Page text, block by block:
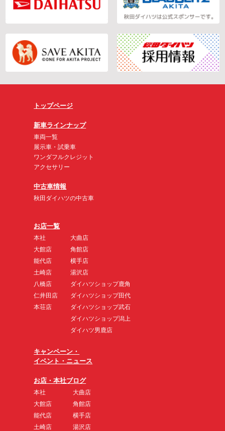
トップページ
新車ラインナップ
車両一覧
展示車・試乗車
ワンダフルクレジット
アクセサリー
中古車情報
秋田ダイハツの中古車
お店一覧
本社
大館店
能代店
土崎店
八橋店
仁井田店
本荘店
大曲店
角館店
横手店
湯沢店
ダイハツショップ鹿角
ダイハツショップ田代
ダイハツショップ武石
ダイハツショップ潟上
ダイハツ男鹿店
キャンペーン・
イベント・ニュース
お店・本社ブログ
本社
大館店
能代店
土崎店
大曲店
角館店
横手店
湯沢店